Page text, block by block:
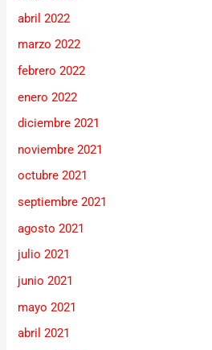
abril 2022
marzo 2022
febrero 2022
enero 2022
diciembre 2021
noviembre 2021
octubre 2021
septiembre 2021
agosto 2021
julio 2021
junio 2021
mayo 2021
abril 2021